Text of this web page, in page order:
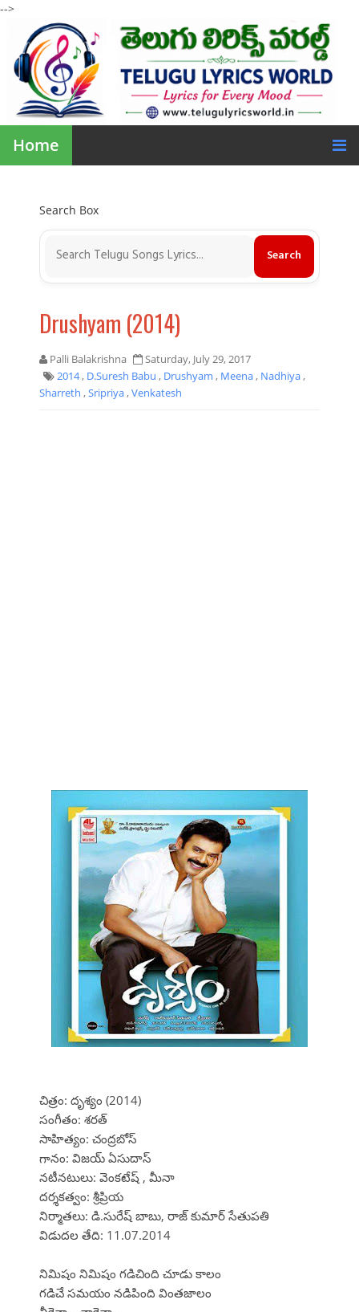
-->
Home
Search Box
Drushyam (2014)
Palli Balakrishna
Saturday, July 29, 2017
2014, D.Suresh Babu , Drushyam , Meena, Nadhiya,
Sharreth ,Sripriya,Venkatesh
చిత్రం: దృశ్యం (2014)
సంగీతం: శరత్
సాహిత్యం: చంద్రబోస్
గానం: విజయ్ ఏసుదాస్
నటీనటులు: వెంకటేష్ , మీనా
దర్శకత్వం: శ్రీప్రియ
నిర్మాతలు: డి.సురేష్ బాబు, రాజ్ కుమార్ సేతుపతి
విడుదల తేది: 11.07.2014
నిమిషం నిమిషం గడిచింది చూడు కాలం
గడిచే సమయం నడిపింది వింతజాలం